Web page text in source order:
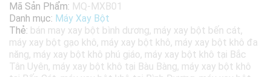
Mã Sản Phẩm: MQ-MXB01
Danh mục: Máy Xay Bột
Thẻ: bán may xay bột bình dương, máy xay bột bến cát,
máy xay bột gạo khô, máy xay bột khô, máy xay bột khô đa
năng, máy xay bột khô phú giáo, máy xay bột khô tại Bắc
Tân Uyên, máy xay bột khô tại Bàu Bàng, máy xay bột khô